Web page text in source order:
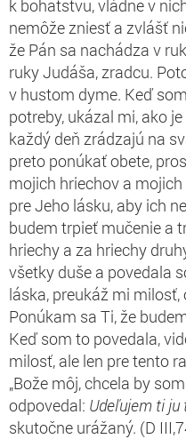
k bohatstvu, vládne v
nemôže zniesť a zvlášť
že Pán sa nachádza v
ruky Judáša, zradcu.
v hustom dyme. Keď
potreby, ukázal mi, ako
každý deň zrádzajú na
preto ponúkať obete,
mojich hriechov a
pre Jeho lásku, aby ich
budem trpieť mučenie a
hriechy a za hriechy
všetky duše a povedala
láska, preukáž mi
Ponúkam sa Ti, že
Keď som to povedala,
milosť, ale len pre tento
„Bože môj, chcela by
odpovedal: Udeľujem ti ju
skutočne urážaný. (D